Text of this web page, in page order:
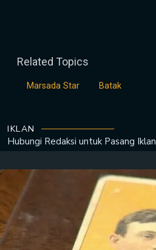
Related Topics
Marsada Star Batak
IKLAN
Hubungi Redaksi untuk Pasang Iklan